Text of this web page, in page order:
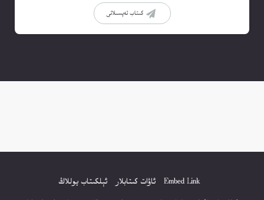
كىتاب تەپسىلاتى
Embed Link ئاۋات كىتابلار
ئېلكىتاب يوللاڭ